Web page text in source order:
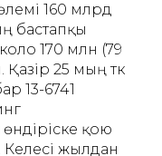
160 млрд
бастапқы
170 млн (79
Қазір 25 мың тк
13-6741
қою
жылдан